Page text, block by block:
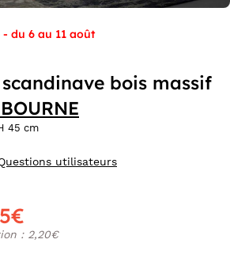
du 6 au 11 août
bois massif
45 cm
utilisateurs
: 2,20€